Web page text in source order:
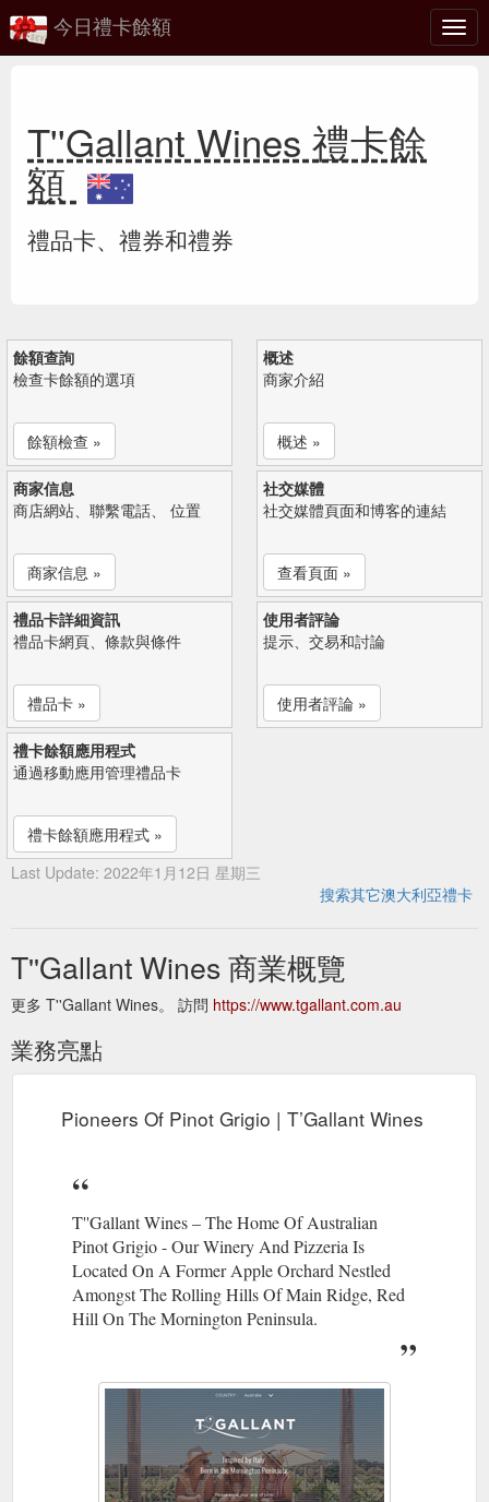
切
換
今日禮卡餘額
T''Gallant Wines 禮卡餘
額
禮品卡、禮券和禮券
餘額查詢
檢查卡餘額的選項
餘額檢查 »
概述
商家介紹
概述 »
商家信息
商店網站、聯繫電話、 位置
商家信息 »
社交媒體
社交媒體頁面和博客的連結
查看頁面 »
禮品卡詳細資訊
禮品卡網頁、條款與條件
禮品卡 »
使用者評論
提示、交易和討論
使用者評論 »
禮卡餘額應用程式
通過移動應用管理禮品卡
禮卡餘額應用程式 »
Last Update: 2022年1月12日 星期三
搜索其它澳大利亞禮卡
T''Gallant Wines 商業概覽
更多 T''Gallant Wines。 訪問 https://www.tgallant.com.au
業務亮點
Pioneers Of Pinot Grigio | T’Gallant Wines
T''Gallant Wines – The Home Of Australian
Pinot Grigio - Our Winery And Pizzeria Is
Located On A Former Apple Orchard Nestled
Amongst The Rolling Hills Of Main Ridge, Red
Hill On The Mornington Peninsula.